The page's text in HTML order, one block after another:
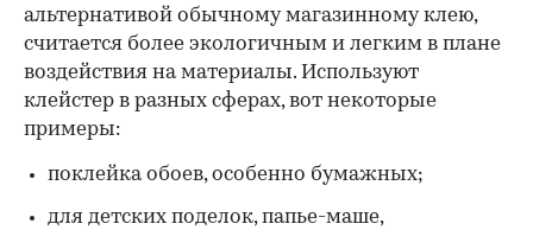
00:00 / 00:00
альтернативой обычному магазинному клею,
считается более экологичным и легким в плане
воздействия на материалы. Используют
клейстер в разных сферах, вот некоторые
примеры:
поклейка обоев, особенно бумажных;
для детских поделок, папье-маше,